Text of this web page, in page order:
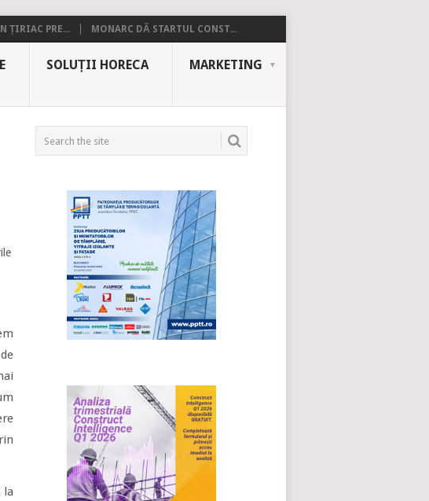
ȚIRIAC PRE... MONARC DĂ STARTUL CONST...
SOLUȚII HORECA MARKETING
la